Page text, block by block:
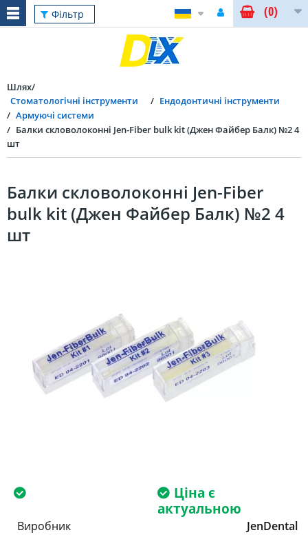
Фільтр (0)
Шлях
Стоматологічні інструменти
Ендодонтичні інструменти
Армуючі системи
Балки скловолоконні Jen-Fiber bulk kit (Джен Файбер Балк) №2 4
шт
Балки скловолоконні Jen-Fiber
bulk kit (Джен Файбер Балк) №2 4
шт
Ціна є
актуальною
Виробник
JenDental